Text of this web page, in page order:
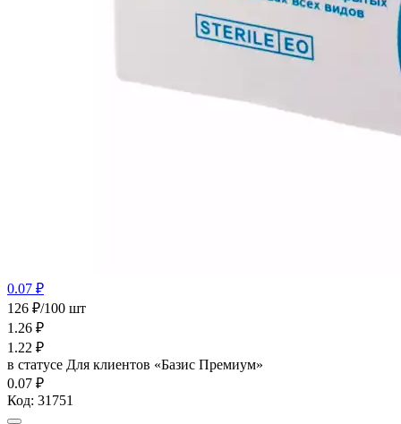
0.07 ₽
126 ₽/100 шт
1.26 ₽
1.22 ₽
в статусе Для клиентов «Базис Премиум»
0.07 ₽
Код: 31751